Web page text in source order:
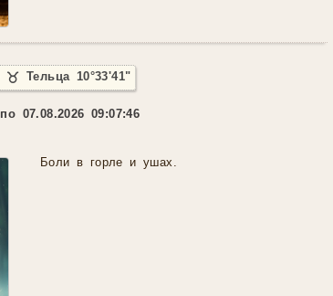
Тельца 10°33'41"
07.08.2026 09:07:46
Боли в горле и ушах.